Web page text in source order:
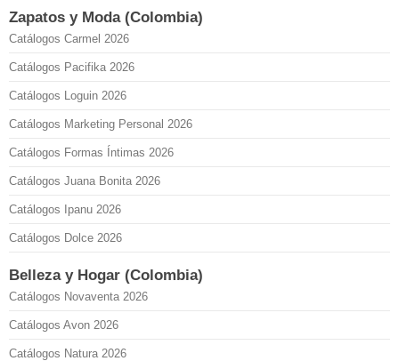
Zapatos y Moda (Colombia)
Catálogos Carmel 2026
Catálogos Pacifika 2026
Catálogos Loguin 2026
Catálogos Marketing Personal 2026
Catálogos Formas Íntimas 2026
Catálogos Juana Bonita 2026
Catálogos Ipanu 2026
Catálogos Dolce 2026
Belleza y Hogar (Colombia)
Catálogos Novaventa 2026
Catálogos Avon 2026
Catálogos Natura 2026